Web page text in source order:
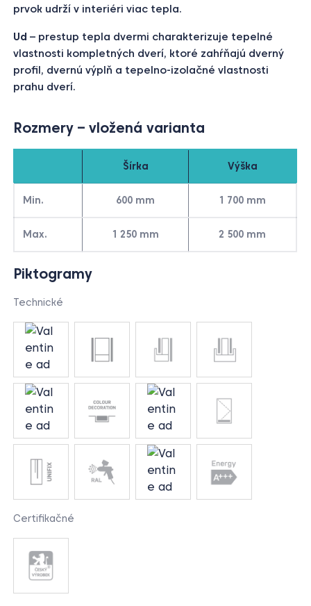
prvok udrží v interiéri viac tepla.
Ud – prestup tepla dvermi charakterizuje tepelné
vlastnosti kompletných dverí, ktoré zahŕňajú dverný
profil, dvernú výplň a tepelno-izolačné vlastnosti
prahu dverí.
Rozmery – vložená varianta
Šírka Výška
Min. 600 mm 1 700 mm
Max. 1 250 mm 2 500 mm
Piktogramy
Technické
Certifikačné